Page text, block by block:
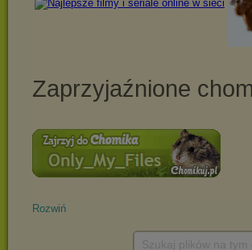
Rozwiń